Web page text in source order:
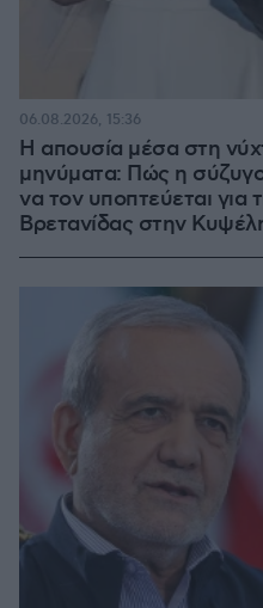
Η απουσία μέσα στη
μηνύματα: Πώς η
να τον υποπτεύεται για
Βρετανίδας στην
06.08.2026, 15:36